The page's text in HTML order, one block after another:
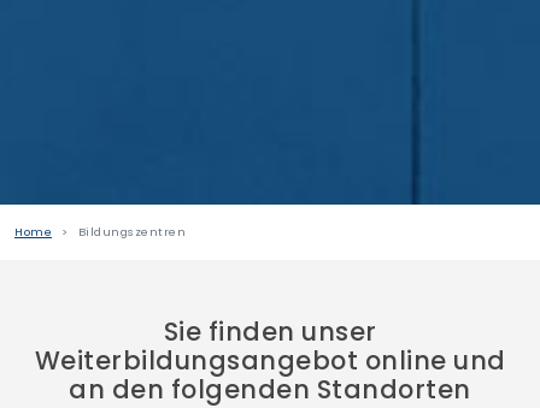
Home Bildungszentren
Sie finden unser
Weiterbildungsangebot online und
an den folgenden Standorten